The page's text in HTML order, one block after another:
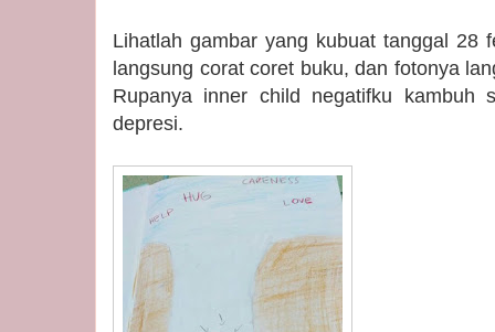
Lihatlah gambar yang kubuat tanggal 28
langsung corat coret buku, dan fotonya
Rupanya inner child negatifku kambuh
depresi.